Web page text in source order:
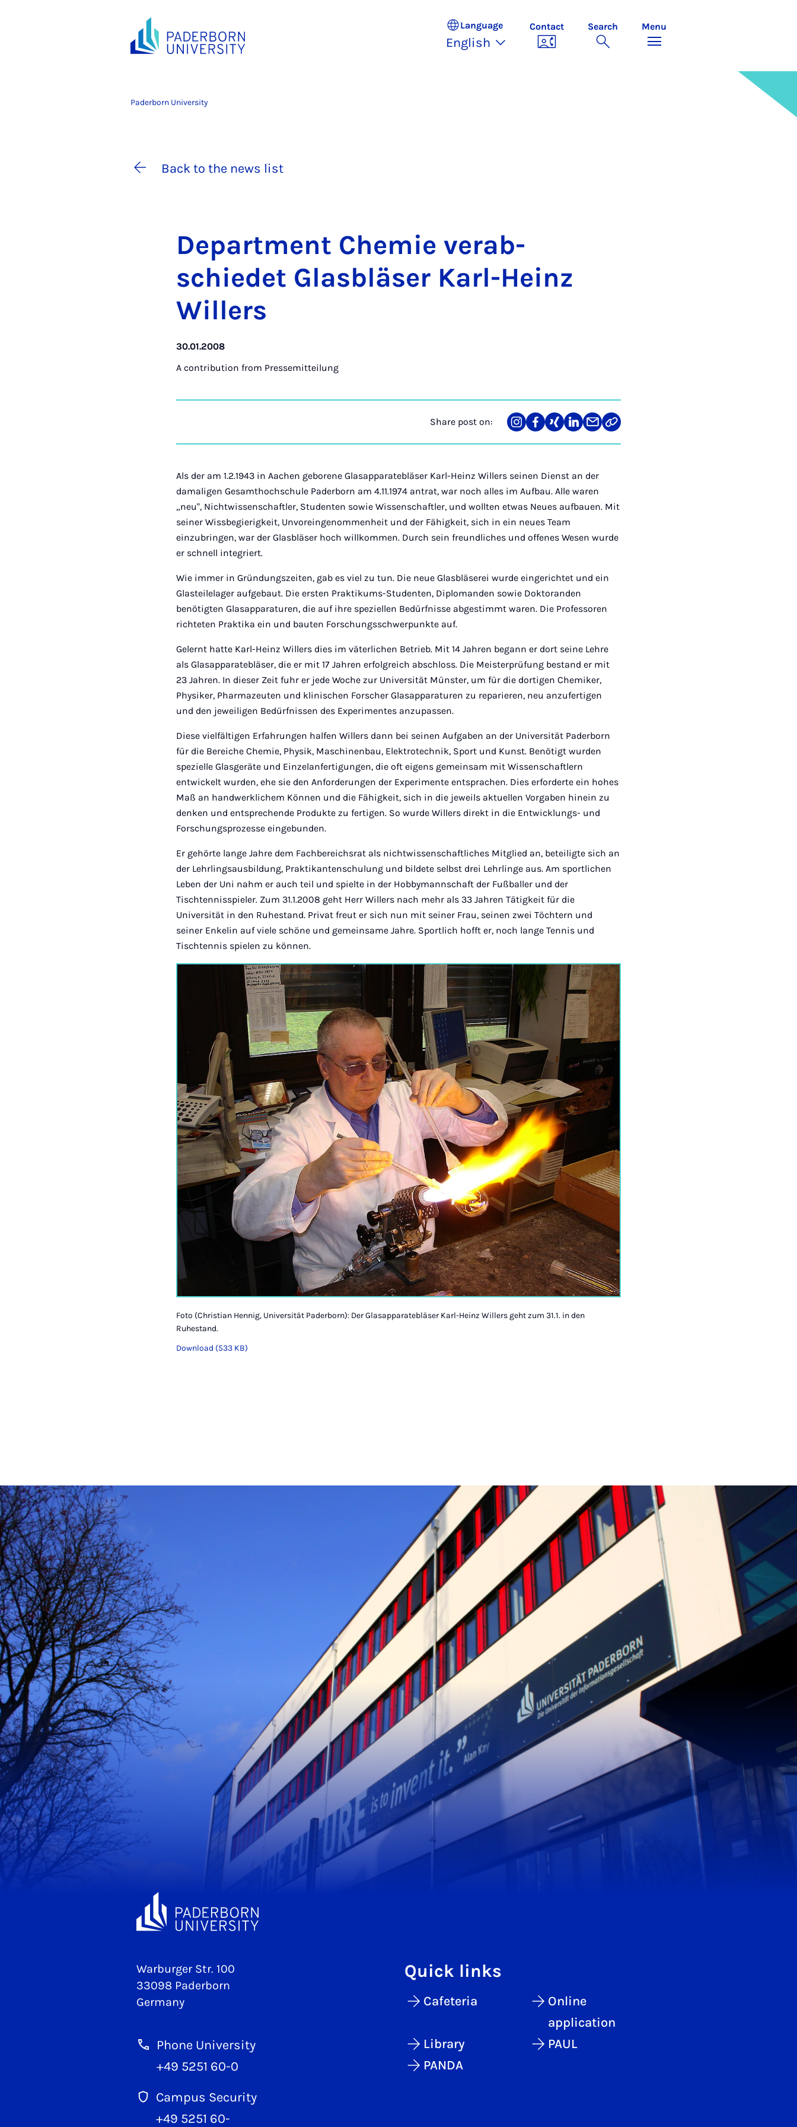
Language
English
Contact Search Menu
Paderborn University
Back to the news list
De­part­ment Chemie ver­ab­
schiedet Glas­bläser Karl-Heinz
Willers
30.01.2008
A contribution from Pressemitteilung
Share post on:
Share
on
Teilen
auf
Teilen
auf
Teilen
auf
Teilen
über
Link
kopieren
Als der am 1.2.1943 in Aachen geborene Glasapparatebläser Karl-Heinz Willers seinen Dienst an der
damaligen Gesamthochschule Paderborn am 4.11.1974 antrat, war noch alles im Aufbau. Alle waren
„neu", Nichtwissenschaftler, Studenten sowie Wissenschaftler, und wollten etwas Neues aufbauen. Mit
seiner Wissbegierigkeit, Unvoreingenommenheit und der Fähigkeit, sich in ein neues Team
einzubringen, war der Glasbläser hoch willkommen. Durch sein freundliches und offenes Wesen wurde
er schnell integriert.
Wie immer in Gründungszeiten, gab es viel zu tun. Die neue Glasbläserei wurde eingerichtet und ein
Glasteilelager aufgebaut. Die ersten Praktikums-Studenten, Diplomanden sowie Doktoranden
benötigten Glasapparaturen, die auf ihre speziellen Bedürfnisse abgestimmt waren. Die Professoren
richteten Praktika ein und bauten Forschungsschwerpunkte auf.
Gelernt hatte Karl-Heinz Willers dies im väterlichen Betrieb. Mit 14 Jahren begann er dort seine Lehre
als Glasapparatebläser, die er mit 17 Jahren erfolgreich abschloss. Die Meisterprüfung bestand er mit
23 Jahren. In dieser Zeit fuhr er jede Woche zur Universität Münster, um für die dortigen Chemiker,
Physiker, Pharmazeuten und klinischen Forscher Glasapparaturen zu reparieren, neu anzufertigen
und den jeweiligen Bedürfnissen des Experimentes anzupassen.
Diese vielfältigen Erfahrungen halfen Willers dann bei seinen Aufgaben an der Universität Paderborn
für die Bereiche Chemie, Physik, Maschinenbau, Elektrotechnik, Sport und Kunst. Benötigt wurden
spezielle Glasgeräte und Einzelanfertigungen, die oft eigens gemeinsam mit Wissenschaftlern
entwickelt wurden, ehe sie den Anforderungen der Experimente entsprachen. Dies erforderte ein hohes
Maß an handwerklichem Können und die Fähigkeit, sich in die jeweils aktuellen Vorgaben hinein zu
denken und entsprechende Produkte zu fertigen. So wurde Willers direkt in die Entwicklungs- und
Forschungsprozesse eingebunden.
Er gehörte lange Jahre dem Fachbereichsrat als nichtwissenschaftliches Mitglied an, beteiligte sich an
der Lehrlingsausbildung, Praktikantenschulung und bildete selbst drei Lehrlinge aus. Am sportlichen
Leben der Uni nahm er auch teil und spielte in der Hobbymannschaft der Fußballer und der
Tischtennisspieler. Zum 31.1.2008 geht Herr Willers nach mehr als 33 Jahren Tätigkeit für die
Universität in den Ruhestand. Privat freut er sich nun mit seiner Frau, seinen zwei Töchtern und
seiner Enkelin auf viele schöne und gemeinsame Jahre. Sportlich hofft er, noch lange Tennis und
Tischtennis spielen zu können.
Foto (Christian Hennig, Universität Paderborn): Der Glasapparatebläser Karl-Heinz Willers geht zum 31.1. in den
Ruhestand.
Download (533 KB)
Warburger Str. 100
33098 Paderborn
Germany
Phone University
+49 5251 60-0
Campus Security
+49 5251 60-
Quick links
Cafeteria
Online
application
Library
PAUL
PANDA